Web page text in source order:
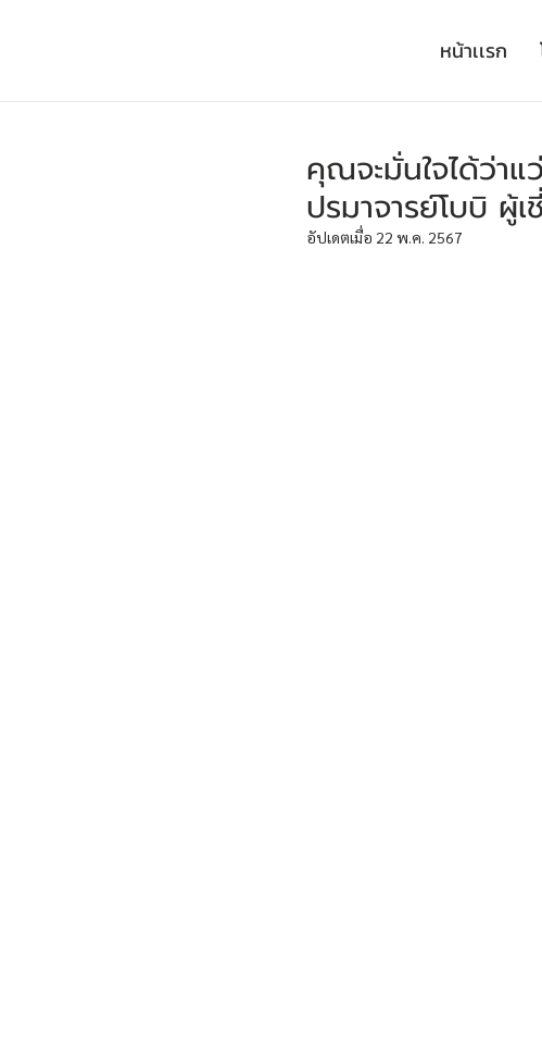
หน้าเเรก
คุณจะมั่นใจได้ว่า
ปรมาจารย์โบบิ ผู้
อัปเดตเมื่อ 22 พ.ค. 2567